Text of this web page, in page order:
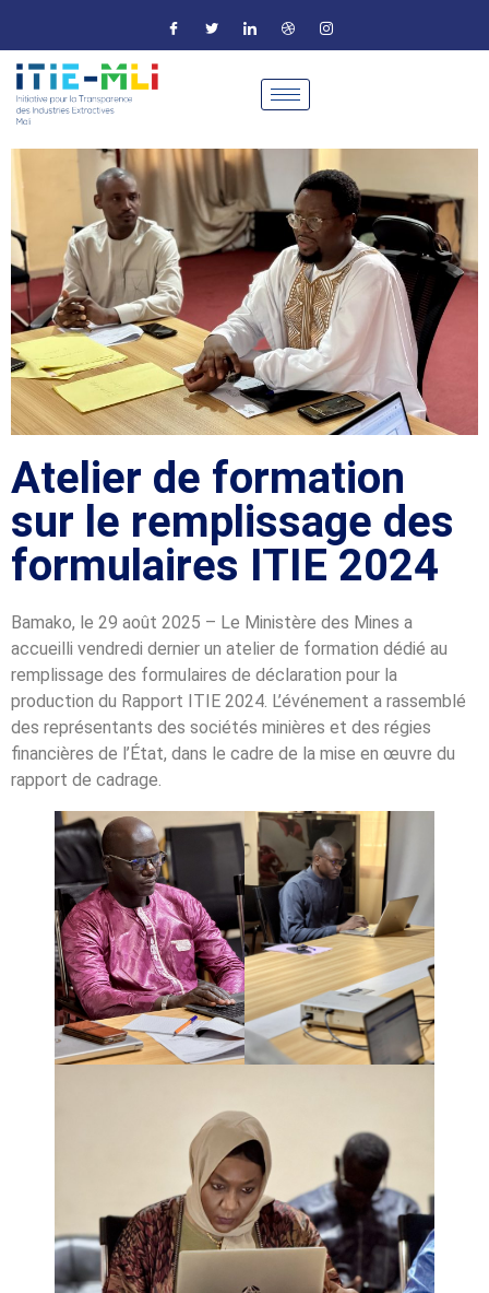
Atelier de formation
sur le remplissage des
formulaires ITIE 2024
Bamako, le 29 août 2025 – Le Ministère des Mines a
accueilli vendredi dernier un atelier de formation dédié au
remplissage des formulaires de déclaration pour la
production du Rapport ITIE 2024. L’événement a rassemblé
des représentants des sociétés minières et des régies
financières de l’État, dans le cadre de la mise en œuvre du
rapport de cadrage.